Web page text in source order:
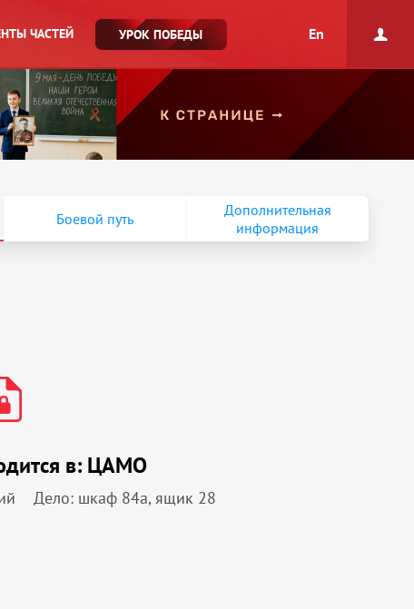
ЧАСТЕЙ УРОК ПОБЕДЫ En
Боевой путь
Дополнительная
информация
в: ЦАМО
Дело: шкаф 84а, ящик 28